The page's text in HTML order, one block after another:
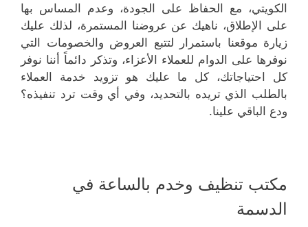
الكويتي، مع الحفاظ على الجودة، وعدم المساس بها
على الإطلاق، ناهيك عن عروضنا المستمرة، لذلك عليك
زيارة موقعنا باستمرار لتتبع العروض والخصومات التي
نوفرها على الدوام للعملاء الأعزاء، وتذكر دائماً أننا نوفر
كل احتياجاتك، كل ما عليك هو تزويد خدمة العملاء
بالطلب الذي تريده بالتحديد، وفي أي وقت ترد تنفيذه؟
ودع الباقي علينا.
مكتب تنظيف وخدم بالساعة في
الدسمة